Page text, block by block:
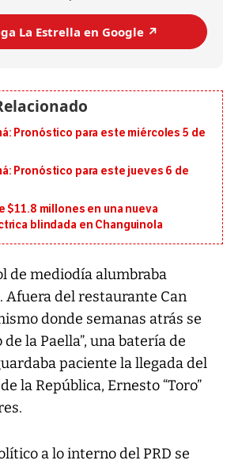
La Estrella en Google ↗️
Pronóstico para este miércoles 5 de
Pronóstico para este jueves 6 de
$11.8 millones en una nueva
blindada en Changuinola
de mediodía alumbraba
Afuera del restaurante Can
donde semanas atrás se
de la Paella”, una batería de
paciente la llegada del
la República, Ernesto “Toro”
a lo interno del PRD se